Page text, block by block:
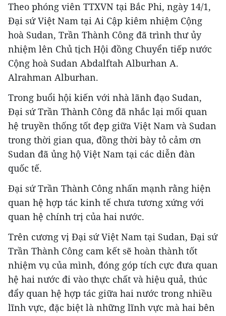
Theo phóng viên TTXVN tại Bắc Phi, ngày 14/1,
Đại sứ Việt Nam tại Ai Cập kiêm nhiệm Cộng
hoà Sudan, Trần Thành Công đã trình thư ủy
nhiệm lên Chủ tịch Hội đồng Chuyển tiếp nước
Cộng hoà Sudan Abdalftah Alburhan A.
Alrahman Alburhan.
Trong buổi hội kiến với nhà lãnh đạo Sudan,
Đại sứ Trần Thành Công đã nhắc lại mối quan
hệ truyền thống tốt đẹp giữa Việt Nam và Sudan
trong thời gian qua, đồng thời bày tỏ cảm ơn
Sudan đã ủng hộ Việt Nam tại các diễn đàn
quốc tế.
Đại sứ Trần Thành Công nhấn mạnh rằng hiện
quan hệ hợp tác kinh tế chưa tương xứng với
quan hệ chính trị của hai nước.
Trên cương vị Đại sứ Việt Nam tại Sudan, Đại sứ
Trần Thành Công cam kết sẽ hoàn thành tốt
nhiệm vụ của mình, đóng góp tích cực đưa quan
hệ hai nước đi vào thực chất và hiệu quả, thúc
đẩy quan hệ hợp tác giữa hai nước trong nhiều
lĩnh vực, đặc biệt là những lĩnh vực mà hai bên